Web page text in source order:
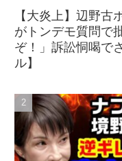
【大炎上】辺野古
がトンデモ質問で
ぞ！」訴訟恫喝で
ル】